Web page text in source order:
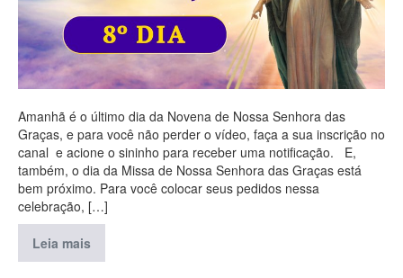
Amanhã é o último dia da Novena de Nossa Senhora das
Graças, e para você não perder o vídeo, faça a sua inscrição no
canal e acione o sininho para receber uma notificação. E,
também, o dia da Missa de Nossa Senhora das Graças está
bem próximo. Para você colocar seus pedidos nessa
celebração, […]
Leia mais